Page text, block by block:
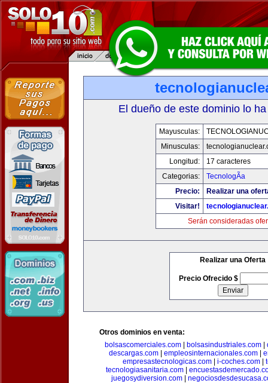
El dueño de este dominio lo
Mayusculas:
Minusculas:
Longitud:
17 caracteres
Categorias:
TecnologÃ­a
Precio:
Realizar una
Visitar!
Serán consideradas
Realizar una Oferta
Precio Ofrecido $
Otros dominios en venta:
bolsascomerciales.com
bolsasindustriales.com
descargas.com
empleosinternacionales.com
empresastecnologicas.com
i-coches.com
tecnologiasanitaria.com|
juegosydiversion.com